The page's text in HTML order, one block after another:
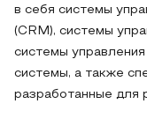
в себя системы
(CRM), системы
системы
системы, а также
разработанные для